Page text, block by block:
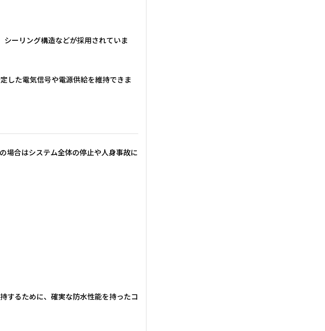
ーリング構造などが採用されていま
した電気信号や電源供給を維持できま
場合はシステム全体の停止や人身事故に
するために、確実な防水性能を持ったコ